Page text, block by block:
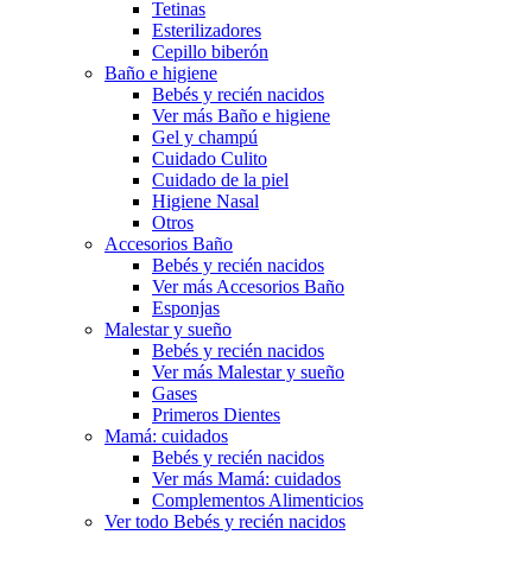
Tetinas
Esterilizadores
Cepillo biberón
Baño e higiene
Bebés y recién nacidos
Ver más Baño e higiene
Gel y champú
Cuidado Culito
Cuidado de la piel
Higiene Nasal
Otros
Accesorios Baño
Bebés y recién nacidos
Ver más Accesorios Baño
Esponjas
Malestar y sueño
Bebés y recién nacidos
Ver más Malestar y sueño
Gases
Primeros Dientes
Mamá: cuidados
Bebés y recién nacidos
Ver más Mamá: cuidados
Complementos Alimenticios
Ver todo Bebés y recién nacidos